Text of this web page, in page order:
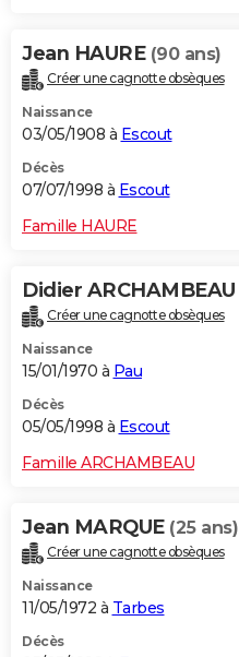
Jean HAURE (90 ans)
Créer une cagnotte obsèques
Naissance
03/05/1908 à Escout
Décès
07/07/1998 à Escout
Famille HAURE
Didier ARCHAMBEAU
Créer une cagnotte obsèques
Naissance
15/01/1970 à Pau
Décès
05/05/1998 à Escout
Famille ARCHAMBEAU
Jean MARQUE (25 ans)
Créer une cagnotte obsèques
Naissance
11/05/1972 à Tarbes
Décès